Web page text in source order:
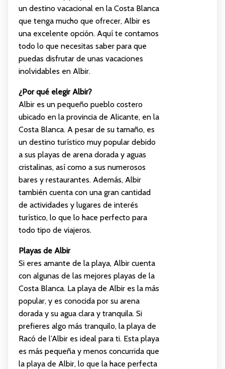
un destino vacacional en la Costa Blanca
que tenga mucho que ofrecer, Albir es
una excelente opción. Aquí te contamos
todo lo que necesitas saber para que
puedas disfrutar de unas vacaciones
inolvidables en Albir.
¿Por qué elegir Albir?
Albir es un pequeño pueblo costero
ubicado en la provincia de Alicante, en la
Costa Blanca. A pesar de su tamaño, es
un destino turístico muy popular debido
a sus playas de arena dorada y aguas
cristalinas, así como a sus numerosos
bares y restaurantes. Además, Albir
también cuenta con una gran cantidad
de actividades y lugares de interés
turístico, lo que lo hace perfecto para
todo tipo de viajeros.
Playas de Albir
Si eres amante de la playa, Albir cuenta
con algunas de las mejores playas de la
Costa Blanca. La playa de Albir es la más
popular, y es conocida por su arena
dorada y su agua clara y tranquila. Si
prefieres algo más tranquilo, la playa de
Racó de l’Albir es ideal para ti. Esta playa
es más pequeña y menos concurrida que
la playa de Albir, lo que la hace perfecta